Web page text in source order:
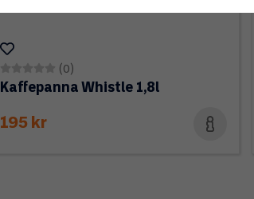
(0)
Kaffepanna Whistle 1,8l
195 kr